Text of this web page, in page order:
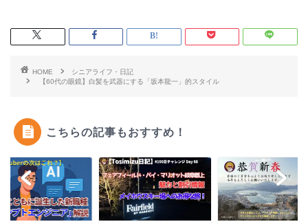
HOME
シニアライフ・日記
【60代の眼鏡】白髪を武器にする「坂本龍一」的スタイル
こちらの記事もおすすめ！